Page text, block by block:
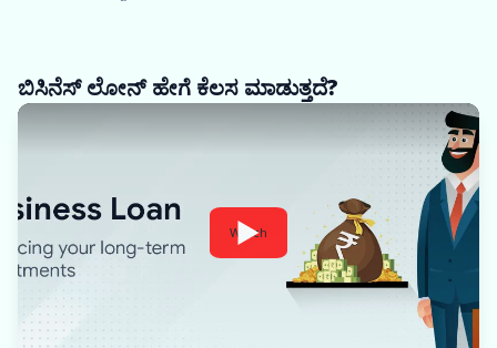
ಬಿಸಿನೆಸ್ ಲೋನ್ ಹೇಗೆ ಕೆಲಸ ಮಾಡುತ್ತದೆ?
Watch